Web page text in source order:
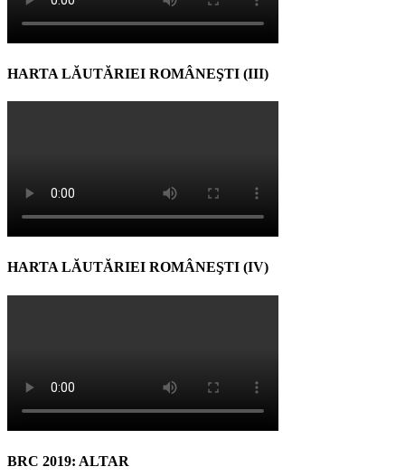
HARTA LĂUTĂRIEI ROMÂNEŞTI (III)
HARTA LĂUTĂRIEI ROMÂNEŞTI (IV)
BRC 2019: ALTAR